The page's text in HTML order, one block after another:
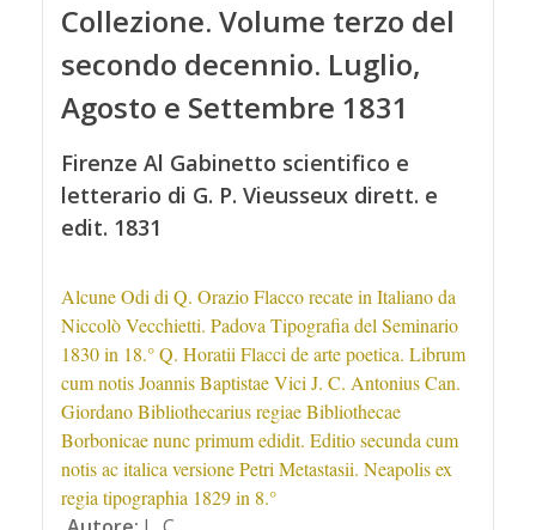
Collezione. Volume terzo del
secondo decennio. Luglio,
Agosto e Settembre 1831
Firenze Al Gabinetto scientifico e
letterario di G. P. Vieusseux dirett. e
edit. 1831
Alcune Odi di Q. Orazio Flacco recate in Italiano da
Niccolò Vecchietti. Padova Tipografia del Seminario
1830 in 18.° Q. Horatii Flacci de arte poetica. Librum
cum notis Joannis Baptistae Vici J. C. Antonius Can.
Giordano Bibliothecarius regiae Bibliothecae
Borbonicae nunc primum edidit. Editio secunda cum
notis ac italica versione Petri Metastasii. Neapolis ex
regia tipographia 1829 in 8.°